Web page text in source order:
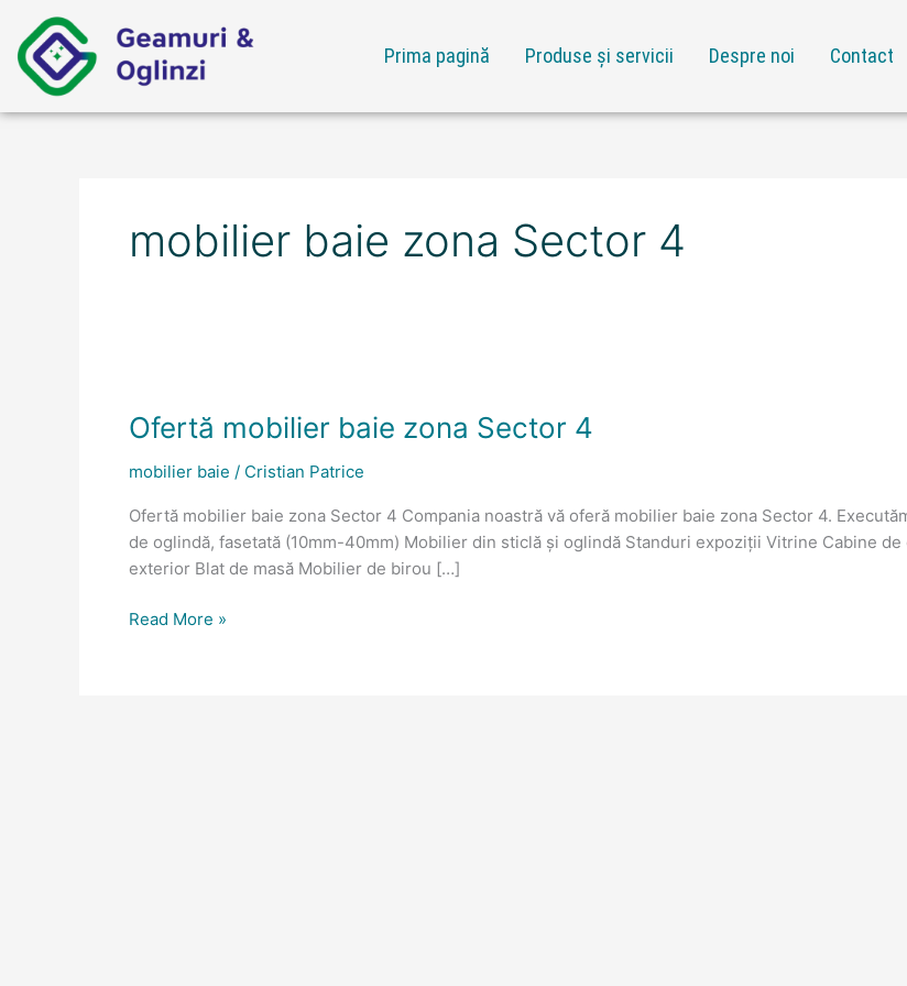
content
Prima pagină Produse și servicii Despre noi Contact
mobilier baie zona Sector 4
Ofertă mobilier baie zona Sector 4
mobilier baie / Cristian Patrice
Ofertă mobilier baie zona Sector 4 Compania noastră vă oferă mobilier baie zona Sector 4.
de oglindă, fasetată (10mm-40mm) Mobilier din sticlă și oglindă Standuri expoziții Vitrine Cabine
exterior Blat de masă Mobilier de birou […]
baie
Sector
Read More »